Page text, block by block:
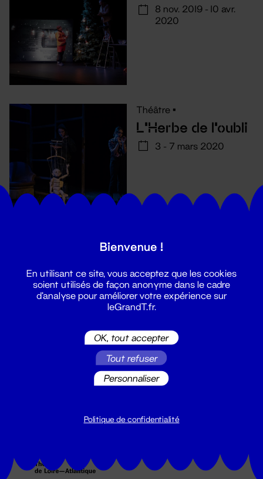
8 nov. 2019 - 10 avr.
2020
Théâtre •
L'Herbe de l'oubli
3 - 7 mars 2020
Suivez toutes les actualités du
Bienvenue !
En utilisant ce site, vous acceptez que les cookies
soient utilisés de façon anonyme dans le cadre
d'analyse pour améliorer votre expérience sur
leGrandT.fr.
OK, tout accepter
Tout refuser
Personnaliser
Politique de confidentialité